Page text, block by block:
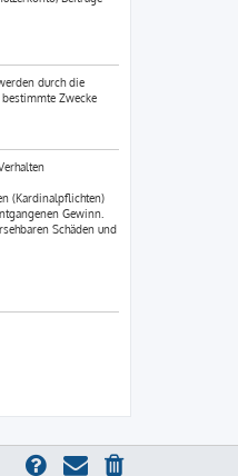
durch die
Zwecke
(Kardinalpflichten)
Gewinn.
Schäden und